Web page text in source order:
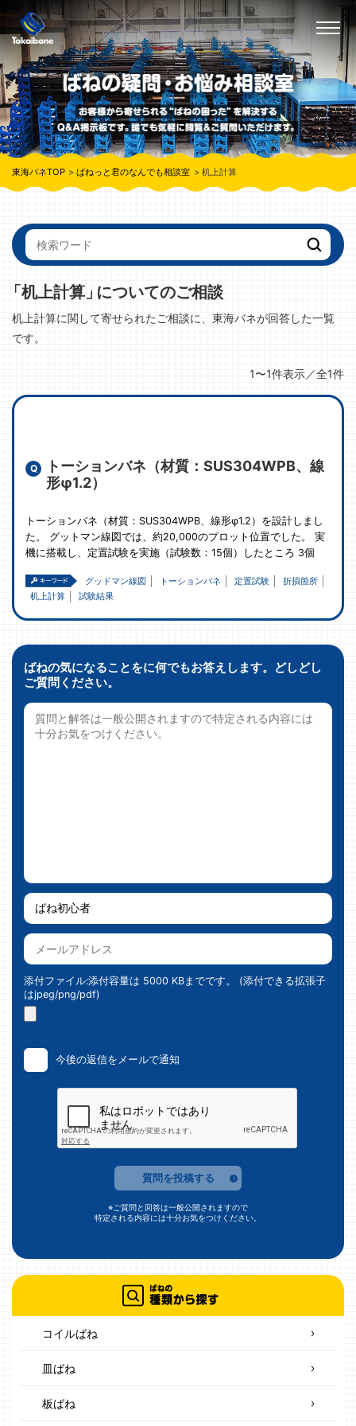
東海バネTOP ばねっと君のなんでも相談室 机上計算
「机上計算」についてのご相談
机上計算に関して寄せられたご相談に、東海バネが回答した一覧
です。
1〜1件表示／全1件
トーションバネ（材質：SUS304WPB、線
形φ1.2）
トーションバネ（材質：SUS304WPB、線形φ1.2）を設計しまし
た。 グットマン線図では、約20,000のプロット位置でした。 実
機に搭載し、定置試験を実施（試験数：15個）したところ 3個
グッドマン線図 トーションバネ 定置試験
折損箇所
机上計算
試験結果
ばねの気になることをに何でもお答えします。どしどし
ご質問ください。
添付ファイル:添付容量は 5000 KBまでです。 (添付できる拡張子
はjpeg/png/pdf)
今後の返信をメールで通知
質問を投稿する
※ご質問と回答は一般公開されますので
特定される内容には十分お気をつけください。
コイルばね
皿ばね
板ばね